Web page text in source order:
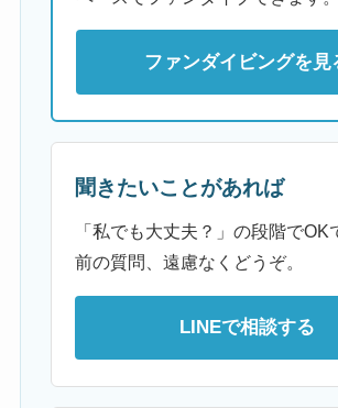
ファンダイビングを見
聞きたいことがあれば
「私でも大丈夫？」の段階でOK
前の質問、遠慮なくどうぞ。
LINEで相談する